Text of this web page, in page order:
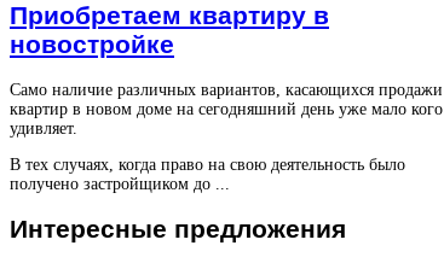
Приобретаем квартиру в
новостройке
Само наличие различных вариантов, касающихся продажи
квартир в новом доме на сегодняшний день уже мало кого
удивляет.
В тех случаях, когда право на свою деятельность было
получено застройщиком до ...
Интересные предложения